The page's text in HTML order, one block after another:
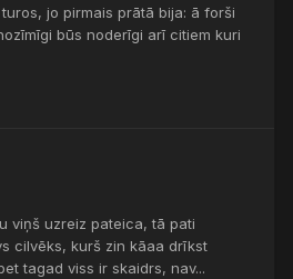
jo pirmais prātā bija: ā forši
būs noderīgi arī citiem kuri
viņš uzreiz pateica, tā pati
cilvēks, kurš zin kāaa drīkst
tagad viss ir skaidrs, nav...